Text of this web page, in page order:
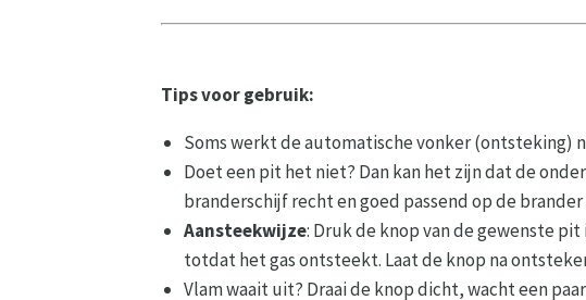
Tips voor gebruik:
Soms werkt de automatische vonker (ontsteking)
Doet een pit het niet? Dan kan het zijn dat de
branderschijf recht en goed passend op de brander
Aansteekwijze: Druk de knop van de gewenste
totdat het gas ontsteekt. Laat de knop na
Vlam waait uit? Draai de knop dicht, wacht een